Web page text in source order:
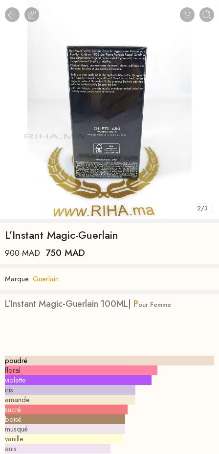
2/3
L’Instant Magic-Guerlain
900MAD 750 MAD
Marque: Guerlain
L’Instant Magic-Guerlain 100ML| Pour Femme
poudré
floral
violette
iris
amande
sucré
boisé
musqué
vanille
anis